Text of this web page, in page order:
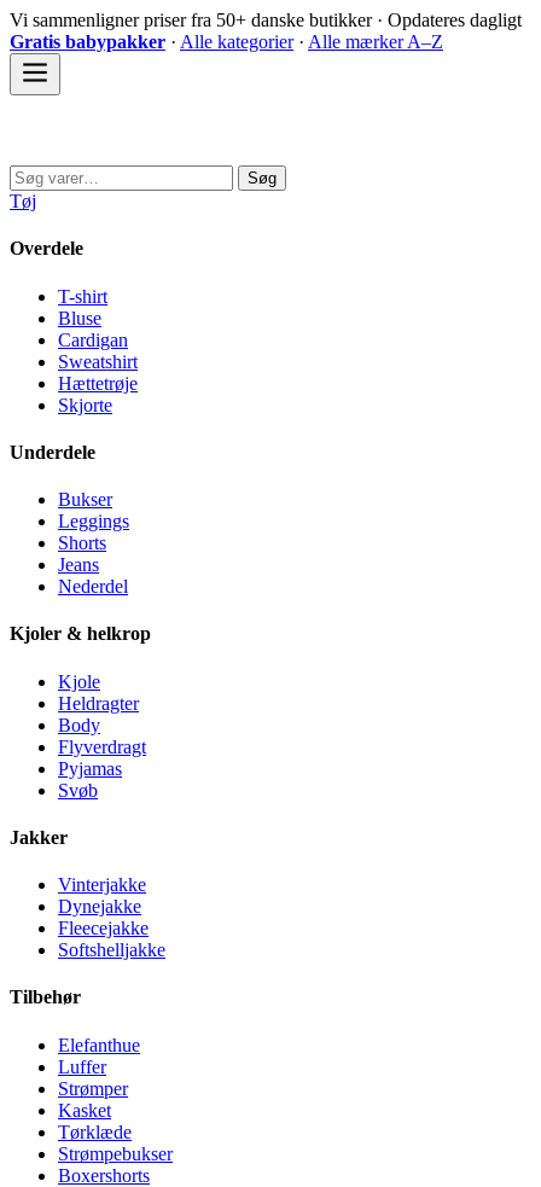
Spring
til
indhold
Vi sammenligner priser fra 50+ danske butikker · Opdateres dagligt
Gratis babypakker · Alle kategorier· Alle mærker A–Z
Søg
efter:
Søg
Tøj
Overdele
T-shirt
Bluse
Cardigan
Sweatshirt
Hættetrøje
Skjorte
Underdele
Bukser
Leggings
Shorts
Jeans
Nederdel
Kjoler & helkrop
Kjole
Heldragter
Body
Flyverdragt
Pyjamas
Svøb
Jakker
Vinterjakke
Dynejakke
Fleecejakke
Softshelljakke
Tilbehør
Elefanthue
Luffer
Strømper
Kasket
Tørklæde
Strømpebukser
Boxershorts